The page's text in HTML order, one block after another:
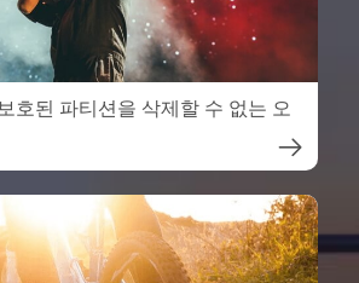
호된 파티션을 삭제할 수 없는 오
